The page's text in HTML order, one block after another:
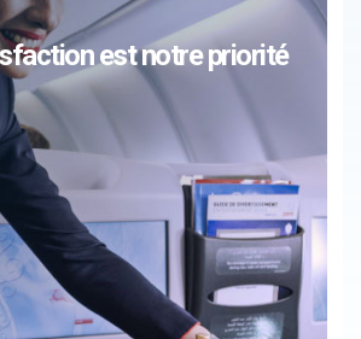
est notre priorité